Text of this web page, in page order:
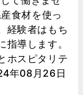
食材を使っ
経験者はもち
導します。
ホスピタリテ
年08月26日